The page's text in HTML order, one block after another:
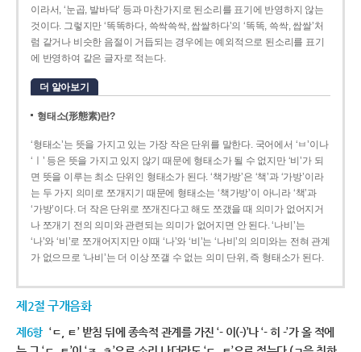
이라서, ‘눈곱, 발바닥’ 등과 마찬가지로 된소리를 표기에 반영하지 않는
것이다. 그렇지만 ‘똑똑하다, 쓱싹쓱싹, 쌉쌀하다’의 ‘똑똑, 쓱싹, 쌉쌀’처
럼 같거나 비슷한 음절이 거듭되는 경우에는 예외적으로 된소리를 표기
에 반영하여 같은 글자로 적는다.
더 알아보기
형태소(形態素)란?
‘형태소’는 뜻을 가지고 있는 가장 작은 단위를 말한다. 국어에서 ‘ㅂ’이나
‘ㅣ’ 등은 뜻을 가지고 있지 않기 때문에 형태소가 될 수 없지만 ‘비’가 되
면 뜻을 이루는 최소 단위인 형태소가 된다. ‘책가방’은 ‘책’과 ‘가방’이라
는 두 가지 의미로 쪼개지기 때문에 형태소는 ‘책가방’이 아니라 ‘책’과
‘가방’이다. 더 작은 단위로 쪼개진다고 해도 쪼갰을 때 의미가 없어지거
나 쪼개기 전의 의미와 관련되는 의미가 없어지면 안 된다. ‘나비’는
‘나’와 ‘비’로 쪼개어지지만 이때 ‘나’와 ‘비’는 ‘나비’의 의미와는 전혀 관계
가 없으므로 ‘나비’는 더 이상 쪼갤 수 없는 의미 단위, 즉 형태소가 된다.
제2절 구개음화
제6항 ‘ㄷ, ㅌ’ 받침 뒤에 종속적 관계를 가진 ‘- 이(-)’나 ‘- 히 -’가 올 적에